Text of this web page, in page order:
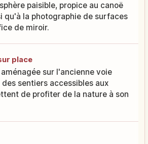
paisible, propice au canoë
qu'à la photographie de surfaces
de miroir.
place
sur l'ancienne voie
sentiers accessibles aux
de profiter de la nature à son